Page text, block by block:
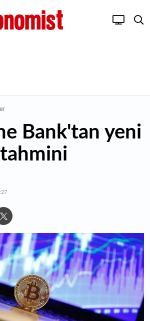
Bank'tan yeni